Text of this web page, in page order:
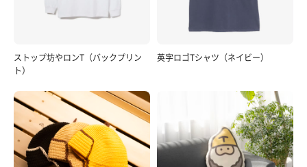
ストップ坊やロンT（バックプリン
ト）
英字ロゴTシャツ（ネイビー）